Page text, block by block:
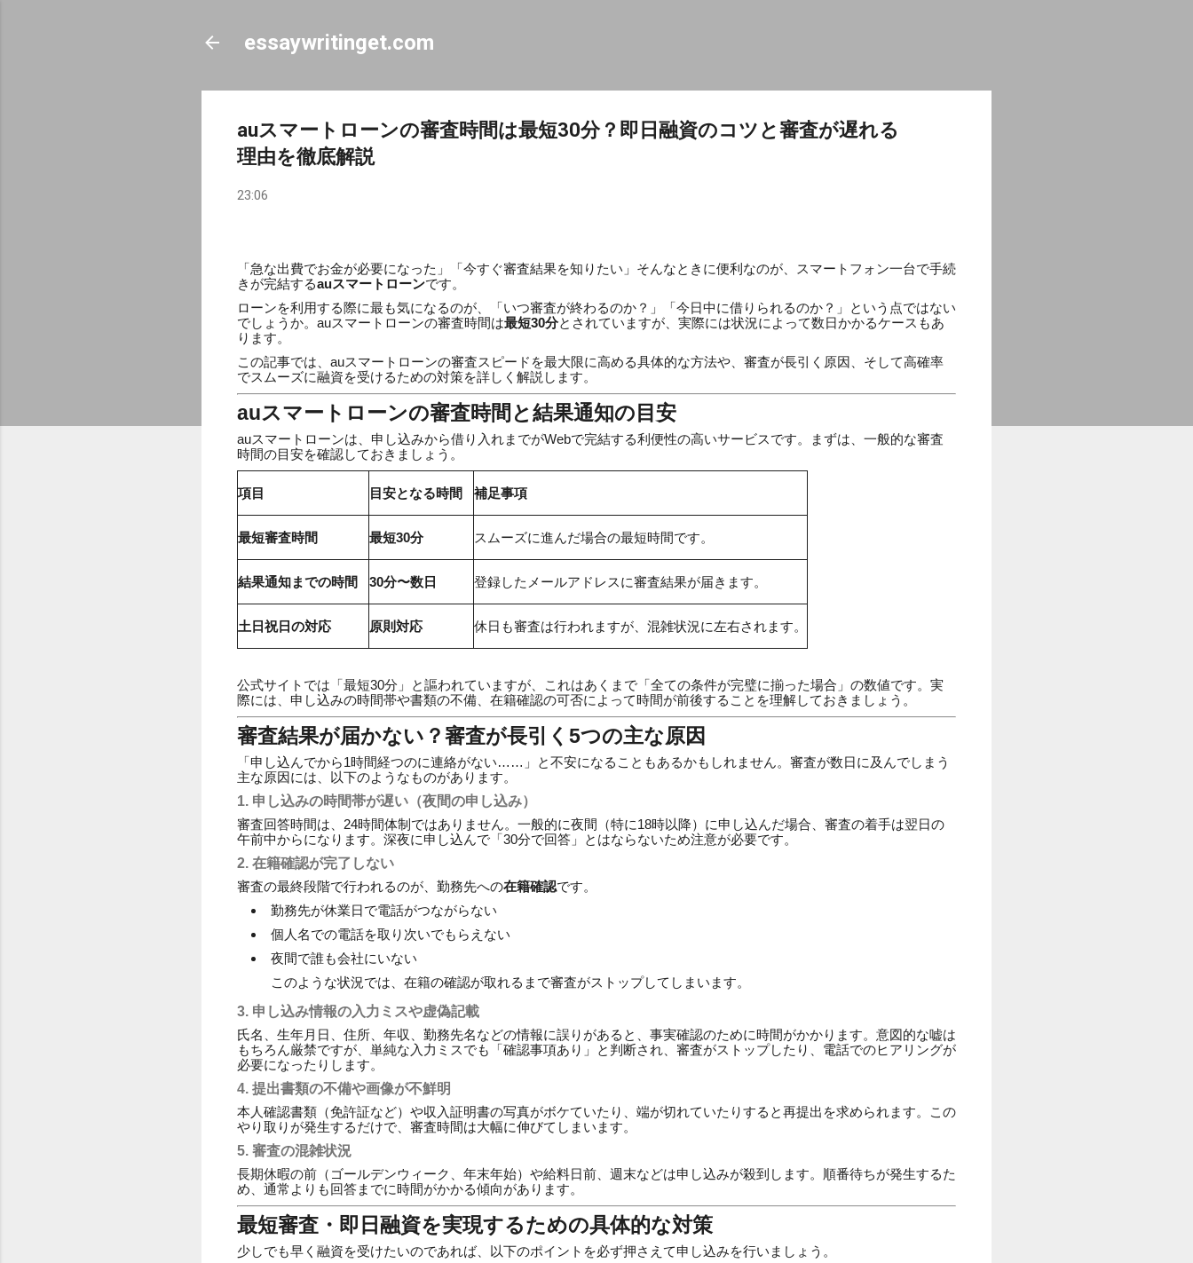
essaywritinget.com
auスマートローンの審査時間は最短30分？即日融資のコツと審査が遅れる
理由を徹底解説
23:06
「急な出費でお金が必要になった」「今すぐ審査結果を知りたい」そんなときに便利なのが、スマートフォン一台で手続
きが完結するauスマートローンです。
ローンを利用する際に最も気になるのが、「いつ審査が終わるのか？」「今日中に借りられるのか？」という点ではない
でしょうか。auスマートローンの審査時間は最短30分とされていますが、実際には状況によって数日かかるケースもあ
ります。
この記事では、auスマートローンの審査スピードを最大限に高める具体的な方法や、審査が長引く原因、そして高確率
でスムーズに融資を受けるための対策を詳しく解説します。
auスマートローンの審査時間と結果通知の目安
auスマートローンは、申し込みから借り入れまでがWebで完結する利便性の高いサービスです。まずは、一般的な審査
時間の目安を確認しておきましょう。
項目 目安となる時間 補足事項
最短審査時間 最短30分 スムーズに進んだ場合の最短時間です。
結果通知までの時間 30分〜数日 登録したメールアドレスに審査結果が届きます。
土日祝日の対応 原則対応 休日も審査は行われますが、混雑状況に左右されます。
公式サイトでは「最短30分」と謳われていますが、これはあくまで「全ての条件が完璧に揃った場合」の数値です。実
際には、申し込みの時間帯や書類の不備、在籍確認の可否によって時間が前後することを理解しておきましょう。
審査結果が届かない？審査が長引く5つの主な原因
「申し込んでから1時間経つのに連絡がない……」と不安になることもあるかもしれません。審査が数日に及んでしまう
主な原因には、以下のようなものがあります。
1. 申し込みの時間帯が遅い（夜間の申し込み）
審査回答時間は、24時間体制ではありません。一般的に夜間（特に18時以降）に申し込んだ場合、審査の着手は翌日の
午前中からになります。深夜に申し込んで「30分で回答」とはならないため注意が必要です。
2. 在籍確認が完了しない
審査の最終段階で行われるのが、勤務先への在籍確認です。
勤務先が休業日で電話がつながらない
個人名での電話を取り次いでもらえない
夜間で誰も会社にいない
このような状況では、在籍の確認が取れるまで審査がストップしてしまいます。
3. 申し込み情報の入力ミスや虚偽記載
氏名、生年月日、住所、年収、勤務先名などの情報に誤りがあると、事実確認のために時間がかかります。意図的な嘘は
もちろん厳禁ですが、単純な入力ミスでも「確認事項あり」と判断され、審査がストップしたり、電話でのヒアリングが
必要になったりします。
4. 提出書類の不備や画像が不鮮明
本人確認書類（免許証など）や収入証明書の写真がボケていたり、端が切れていたりすると再提出を求められます。この
やり取りが発生するだけで、審査時間は大幅に伸びてしまいます。
5. 審査の混雑状況
長期休暇の前（ゴールデンウィーク、年末年始）や給料日前、週末などは申し込みが殺到します。順番待ちが発生するた
め、通常よりも回答までに時間がかかる傾向があります。
最短審査・即日融資を実現するための具体的な対策
少しでも早く融資を受けたいのであれば、以下のポイントを必ず押さえて申し込みを行いましょう。